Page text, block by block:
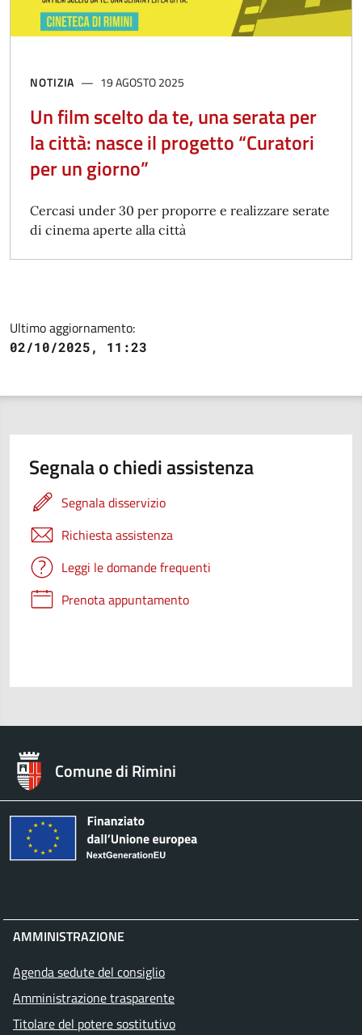
NOTIZIA 19 AGOSTO 2025
Un film scelto da te, una serata per
la città: nasce il progetto “Curatori
per un giorno”
Cercasi under 30 per proporre e realizzare serate
di cinema aperte alla città
Ultimo aggiornamento:
02/10/2025, 11:23
Segnala o chiedi assistenza
Segnala disservizio
Richiesta assistenza
Leggi le domande frequenti
Prenota appuntamento
Comune di Rimini
AMMINISTRAZIONE
Agenda sedute del consiglio
Amministrazione trasparente
Titolare del potere sostitutivo